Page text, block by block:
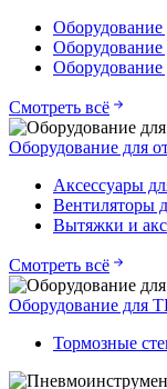
Оборудование
Смотреть всё
Оборудование для
Аксессуары
Вентиляторы
Вытяжки и
Смотреть всё
Оборудование
Тормозные